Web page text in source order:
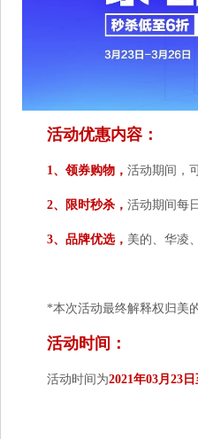
活动优惠内容：
1、领券购物，活动期间，
2、限时秒杀，活动期间每
3、品牌优选， 美的、华凌
*本次活动最终解释权归美
活动时间：
活动时间为2021年03月23日